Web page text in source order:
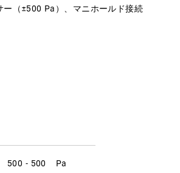
ー（±500 Pa）、マニホールド接続
500 - 500 Pa